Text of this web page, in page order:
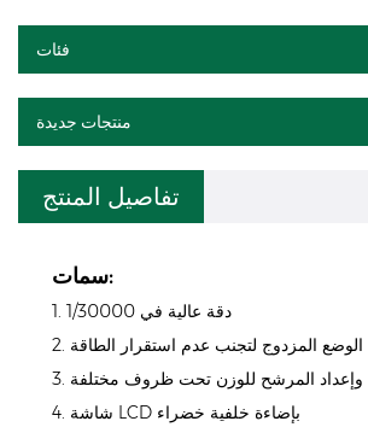
فئات
منتجات جديدة
تفاصيل المنتج
سمات:
1. دقة عالية في 1/30000
الوضع المزدوج لتجنب عدم استقرار الطاقة
وإعداد المرشح للوزن تحت ظروف مختلفة
4. شاشة LCD بإضاءة خلفية خضراء